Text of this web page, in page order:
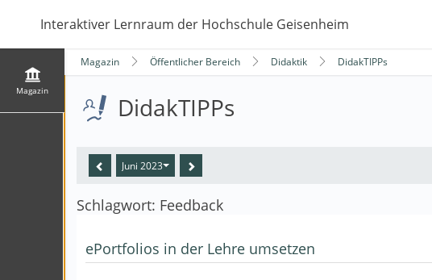
Interaktiver Lernraum der Hochschule Geisenheim
Magazin
Magazin Öffentlicher Bereich Didaktik DidakTIPPs
DidakTIPPs
Juni 2023
Schlagwort: Feedback
ePortfolios in der Lehre umsetzen